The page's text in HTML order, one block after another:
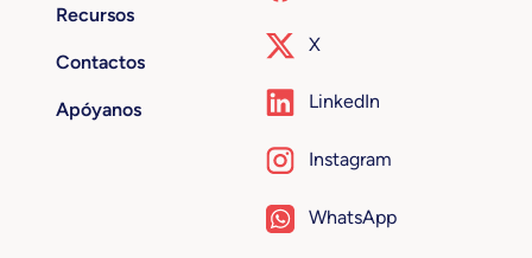
Recursos
Contactos
Apóyanos
X
LinkedIn
Instagram
WhatsApp